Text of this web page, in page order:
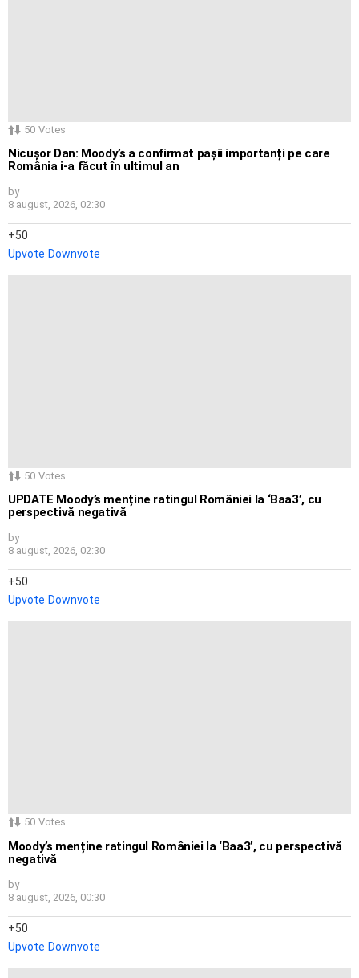
50 Votes
Nicușor Dan: Moody’s a confirmat pașii importanți pe care
România i-a făcut în ultimul an
by
8 august, 2026, 02:30
50
Upvote Downvote
50 Votes
UPDATE Moody’s menține ratingul României la ‘Baa3’, cu
perspectivă negativă
by
8 august, 2026, 02:30
50
Upvote Downvote
50 Votes
Moody’s menține ratingul României la ‘Baa3’, cu perspectivă
negativă
by
8 august, 2026, 00:30
50
Upvote Downvote